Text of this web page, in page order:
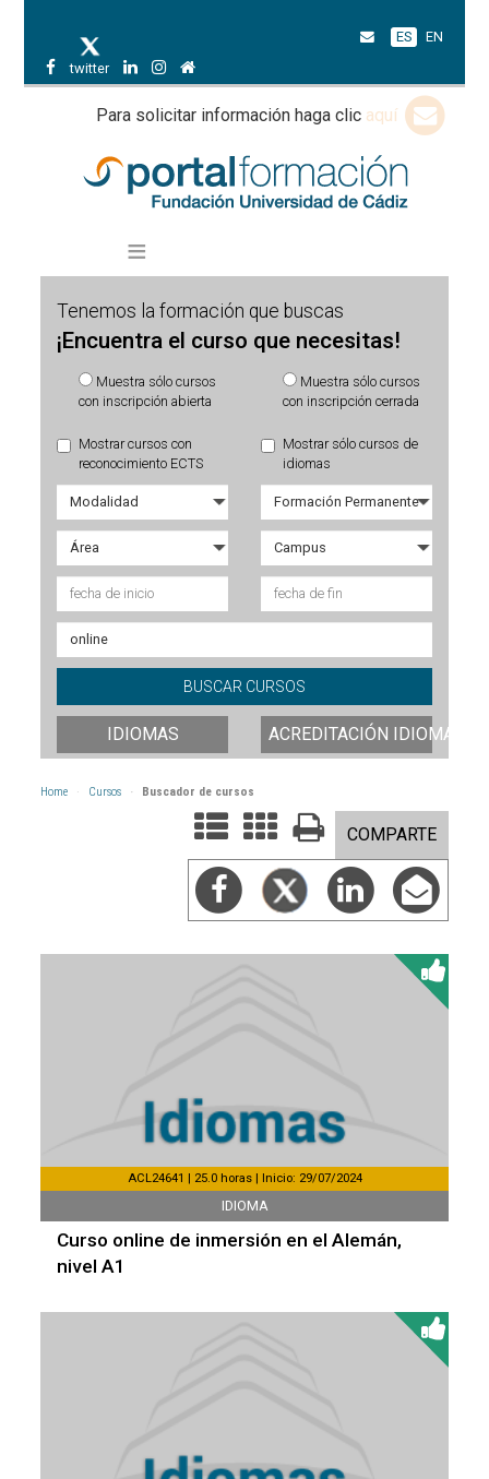
twitter
ES EN
Para solicitar información haga clic aquí
Tenemos la formación que buscas
¡Encuentra el curso que necesitas!
Muestra sólo cursos
con inscripción abierta
Muestra sólo cursos
con inscripción cerrada
Mostrar cursos con
reconocimiento ECTS
Mostrar sólo cursos de
idiomas
IDIOMAS ACREDITACIÓN IDIOMAS
Home Cursos Buscador de cursos
COMPARTE
ACL24641 | 25.0 horas | Inicio: 29/07/2024
IDIOMA
Curso online de inmersión en el Alemán,
nivel A1